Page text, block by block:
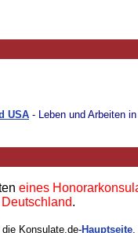
USA - Leben und Arbeiten
eines
.
Konsulate.de-Hauptseite.